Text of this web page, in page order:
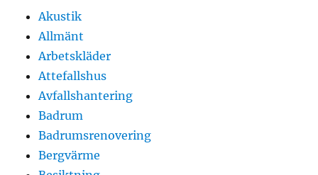
Akustik
Allmänt
Arbetskläder
Attefallshus
Avfallshantering
Badrum
Badrumsrenovering
Bergvärme